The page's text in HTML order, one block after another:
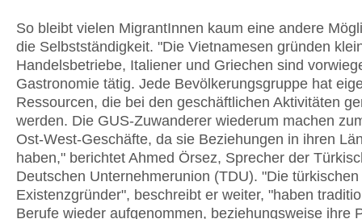
So bleibt vielen MigrantInnen kaum eine andere
die Selbstständigkeit. "Die Vietnamesen gründen
Handelsbetriebe, Italiener und Griechen sind
Gastronomie tätig. Jede Bevölkerungsgruppe hat
Ressourcen, die bei den geschäftlichen Aktivitäten
werden. Die GUS-Zuwanderer wiederum machen
Ost-West-Geschäfte, da sie Beziehungen in ihren
haben," berichtet Ahmed Örsez, Sprecher der
Deutschen Unternehmerunion (TDU). "Die türkischen
Existenzgründer", beschreibt er weiter, "haben
Berufe wieder aufgenommen, beziehungsweise ihre